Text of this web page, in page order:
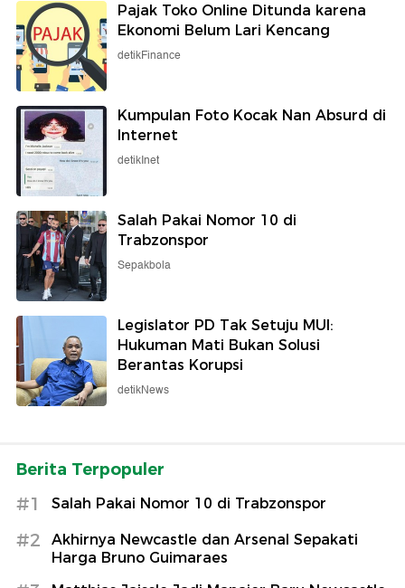
Pajak Toko Online Ditunda karena
Ekonomi Belum Lari Kencang
detikFinance
Kumpulan Foto Kocak Nan Absurd di
Internet
detikInet
Salah Pakai Nomor 10 di
Trabzonspor
Sepakbola
Legislator PD Tak Setuju MUI:
Hukuman Mati Bukan Solusi
Berantas Korupsi
detikNews
Berita Terpopuler
#1 Salah Pakai Nomor 10 di Trabzonspor
#2
Akhirnya Newcastle dan Arsenal Sepakati
Harga Bruno Guimaraes